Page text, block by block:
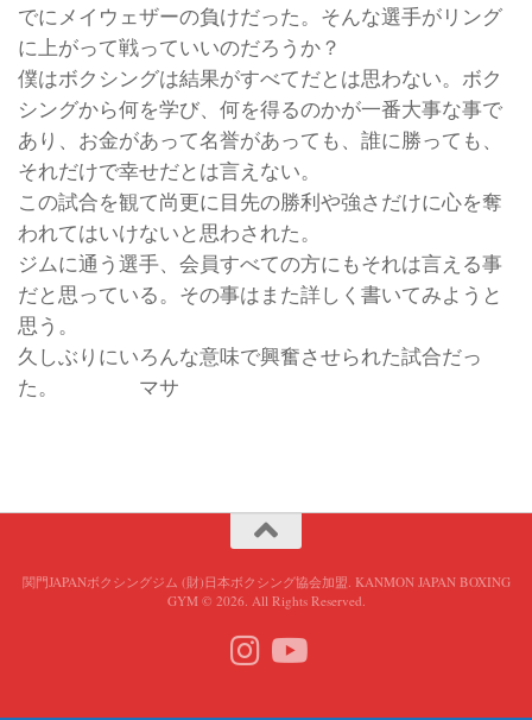
でにメイウェザーの負けだった。そんな選手がリング
に上がって戦っていいのだろうか？
僕はボクシングは結果がすべてだとは思わない。ボク
シングから何を学び、何を得るのかが一番大事な事で
あり、お金があって名誉があっても、誰に勝っても、
それだけで幸せだとは言えない。
この試合を観て尚更に目先の勝利や強さだけに心を奪
われてはいけないと思わされた。
ジムに通う選手、会員すべての方にもそれは言える事
だと思っている。その事はまた詳しく書いてみようと
思う。
久しぶりにいろんな意味で興奮させられた試合だっ
た。 マサ
関門JAPANボクシングジム (財)日本ボクシング協会加盟. KANMON JAPAN BOXING
GYM © 2026. All Rights Reserved.